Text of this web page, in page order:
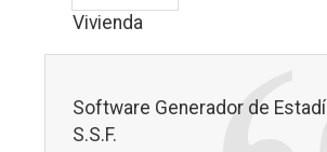
Vivienda
Software Generador de
S.S.F.